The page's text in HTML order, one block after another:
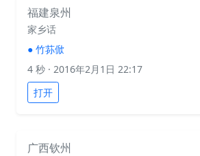
福建泉州
家乡话
● 竹荪俽
4 秒 · 2016年2月1日 22:17
打开
广西钦州